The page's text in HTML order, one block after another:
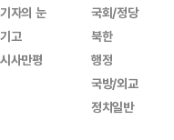
기자의 눈
기고
시사만평
국회/정당
북한
행정
국방/외교
정치일반